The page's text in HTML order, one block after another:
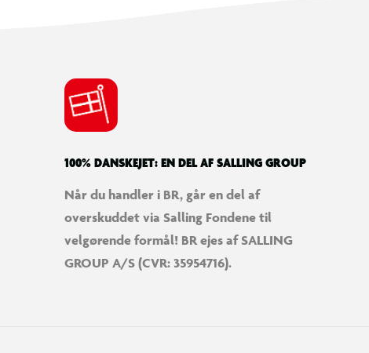
100% DANSKEJET: EN DEL AF SALLING GROUP
Når du handler i BR, går en del af
overskuddet via Salling Fondene til
velgørende formål! BR ejes af SALLING
GROUP A/S (CVR: 35954716).